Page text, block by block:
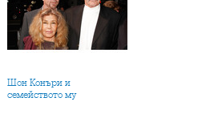
Шон Конъри и
семейството му